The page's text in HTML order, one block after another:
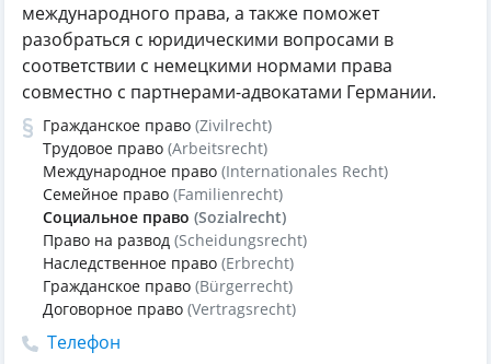
международного права, а также поможет
разобраться с юридическими вопросами в
соответствии с немецкими нормами права
совместно с партнерами-адвокатами Германии.
Гражданское право (Zivilrecht)
Трудовое право (Arbeitsrecht)
Международное право (Internationales Recht)
Семейное право (Familienrecht)
Социальное право (Sozialrecht)
Право на развод (Scheidungsrecht)
Наследственное право (Erbrecht)
Гражданское право (Bürgerrecht)
Договорное право (Vertragsrecht)
Телефон